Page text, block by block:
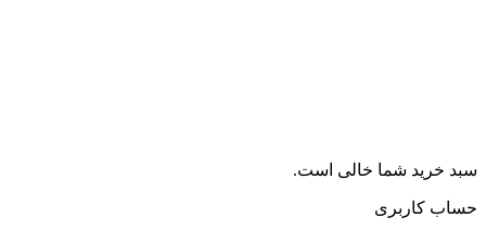
سبد خرید شما خالی است.
حساب کاربری